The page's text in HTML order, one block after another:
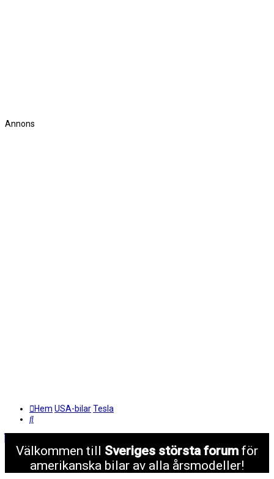
Annons
Hem USA-bilarTesla
Sök
Välkommen till Sveriges största forum för
amerikanska bilar av alla årsmodeller!